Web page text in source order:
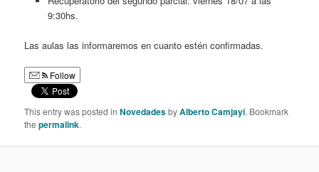
9:30hs.
Las aulas las informaremos en cuanto estén confirmadas.
Follow
This entry was posted inNovedadesbyAlberto Camjayi. Bookmark
thepermalink.